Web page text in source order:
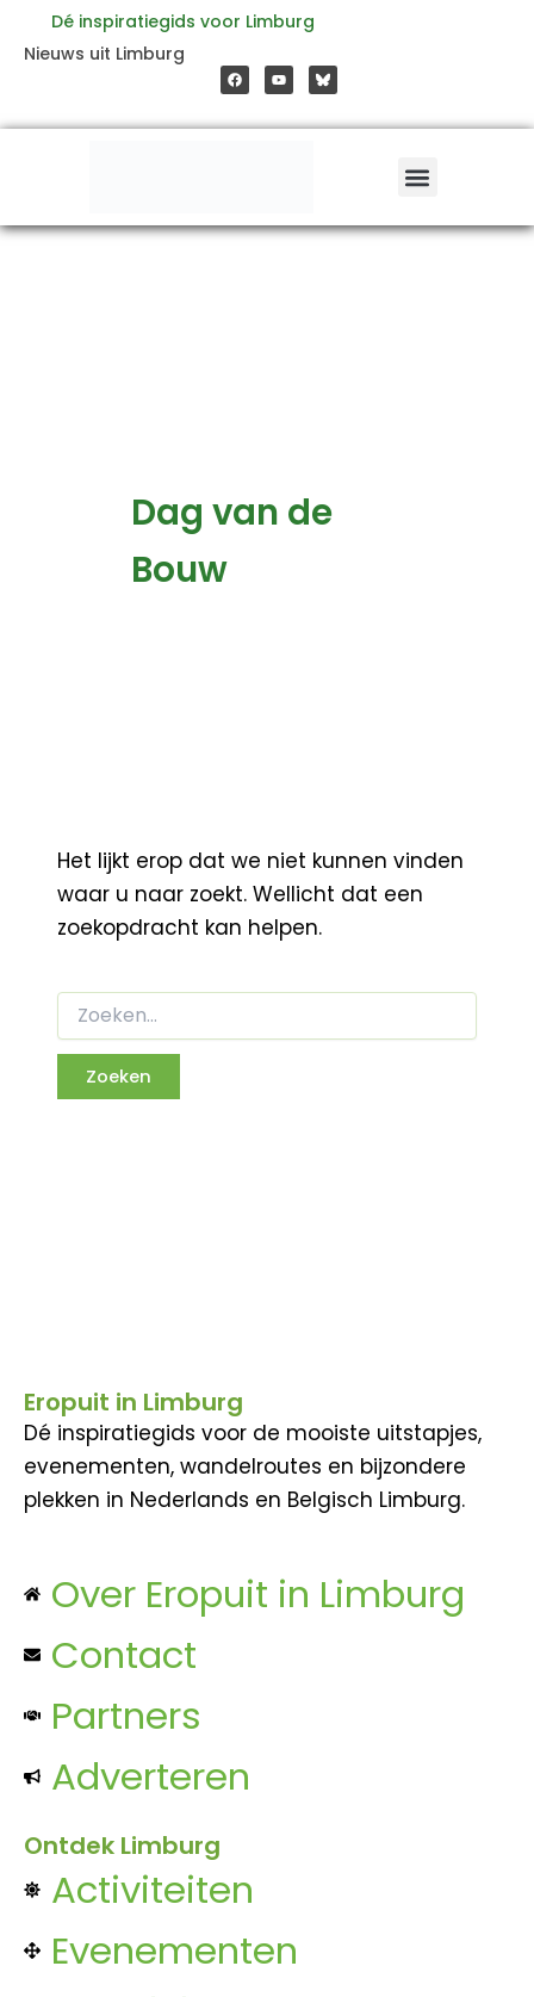
inhoud
Dé inspiratiegids voor Limburg
Nieuws uit Limburg
a
c
e
o
o
o
u
t
b
e
Dag van de
Bouw
Het lijkt erop dat we niet kunnen vinden
waar u naar zoekt. Wellicht dat een
zoekopdracht kan helpen.
Zoeken
naar:
Eropuit in Limburg
Dé inspiratiegids voor de mooiste uitstapjes,
evenementen, wandelroutes en bijzondere
plekken in Nederlands en Belgisch Limburg.
Over Eropuit in Limburg
Contact
Partners
Adverteren
Ontdek Limburg
Activiteiten
Evenementen